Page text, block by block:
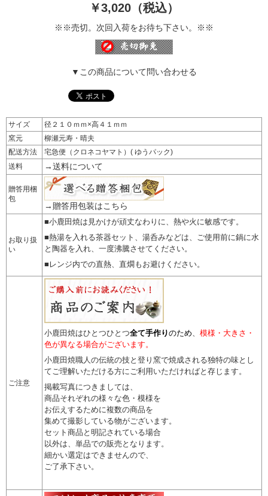
￥3,020（税込）
※※売切。次回入荷をお待ち下さい。※※
▼この商品について問い合わせる
サイズ
径２１０ｍｍ×高４１ｍｍ
窯元
柳瀬元寿・晴夫
配送方法
宅急便（クロネコヤマト）( ゆうパック)
送料
→送料について
贈答用梱
包
→贈答用包装はこちら
お取り扱
い
■小鹿田焼は見かけが頑丈なわりに、熱や火に敏感です。
■熱湯を入れる茶器セット、湯呑みなどは、ご使用前に鍋に水
と陶器を入れ、一度沸騰させてください。
■レンジ内での直熱、直燗もお避けください。
ご注意
小鹿田焼はひとつひとつ全て手作りのため
模様・大きさ・
色が異なる場合がございます。
小鹿田焼職人の伝統の技と登り窯で焼成される独特の味とし
てご理解いただける方にご利用いただければと存じます。
掲載写真につきましては、
商品それぞれの様々な色・模様を
お伝えするために複数の商品を
集めて撮影している物がございます。
セット商品と明記されている場合
以外は、単品での販売となります。
細かい選定はできませんので
ご了承下さい。